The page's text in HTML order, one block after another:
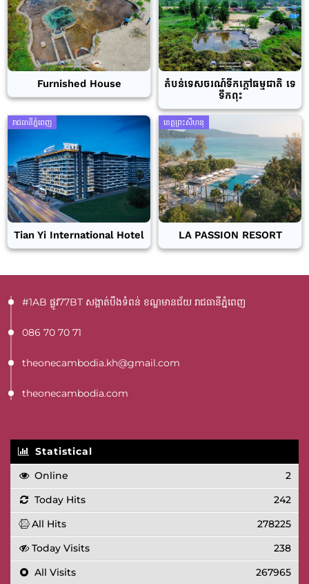
Furnished House
តំបន់ទេសចរណ៍ទឹកក្តៅធម្មជាតិ ទេ
ទឹកពុះ
រាជធានីភ្នំពេញ
Tian Yi International Hotel
ខេត្តព្រះសីហនុ
LA PASSION RESORT
#1AB ផ្លូវ77BT​ សង្កាត់បឹងទំពន់ ខណ្ឌមានជ័យ រាជធានីភ្នំពេញ
086 70 70 71
theonecambodia.kh@gmail.com
theonecambodia.com
Statistical
Online
2
Today Hits
242
All Hits
278225
Today Visits
238
All Visits
267965